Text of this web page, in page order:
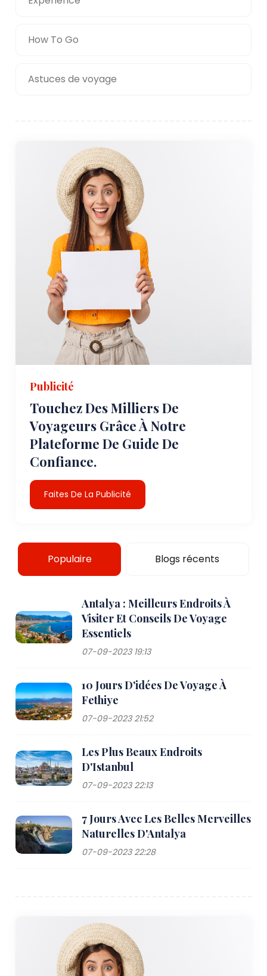
How To Go
Astuces de voyage
Publicité
Touchez Des Milliers De
Voyageurs Grâce À Notre
Plateforme De Guide De
Confiance.
Faites De La Publicité
Populaire Blogs récents
Antalya : Meilleurs Endroits À
Visiter Et Conseils De Voyage
Essentiels
07-09-2023 19:13
10 Jours D'idées De Voyage À
Fethiye
07-09-2023 21:52
Les Plus Beaux Endroits
D'Istanbul
07-09-2023 22:13
7 Jours Avec Les Belles Merveilles
Naturelles D'Antalya
07-09-2023 22:28